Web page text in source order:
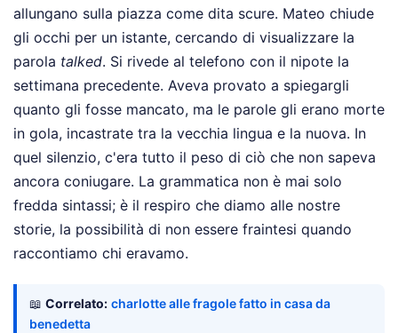
allungano sulla piazza come dita scure. Mateo chiude
gli occhi per un istante, cercando di visualizzare la
parola talked. Si rivede al telefono con il nipote la
settimana precedente. Aveva provato a spiegargli
quanto gli fosse mancato, ma le parole gli erano morte
in gola, incastrate tra la vecchia lingua e la nuova. In
quel silenzio, c'era tutto il peso di ciò che non sapeva
ancora coniugare. La grammatica non è mai solo
fredda sintassi; è il respiro che diamo alle nostre
storie, la possibilità di non essere fraintesi quando
raccontiamo chi eravamo.
📖 Correlato: charlotte alle fragole fatto in casa da
benedetta